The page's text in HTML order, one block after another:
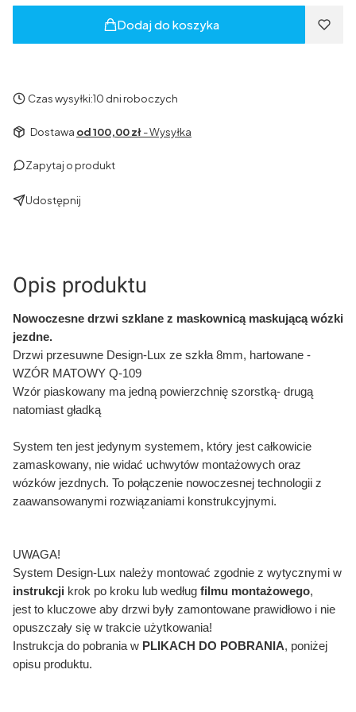
Dodaj do koszyka
Czas wysyłki:10 dni roboczych
Dostawa od 100,00 zł- Wysyłka
Zapytaj o produkt
Udostępnij
Opis produktu
Nowoczesne drzwi szklane z maskownicą maskującą wózki
jezdne.
Drzwi przesuwne Design-Lux ze szkła 8mm, hartowane -
WZÓR MATOWY Q-109
Wzór piaskowany ma jedną powierzchnię szorstką- drugą
natomiast gładką
System ten jest jedynym systemem, który jest całkowicie
zamaskowany, nie widać uchwytów montażowych oraz
wózków jezdnych. To połączenie nowoczesnej technologii z
zaawansowanymi rozwiązaniami konstrukcyjnymi.
UWAGA!
System Design-Lux należy montować zgodnie z wytycznymi w
instrukcji krok po kroku lub według filmu montażowego,
jest to kluczowe aby drzwi były zamontowane prawidłowo i nie
opuszczały się w trakcie użytkowania!
Instrukcja do pobrania w PLIKACH DO POBRANIA, poniżej
opisu produktu.